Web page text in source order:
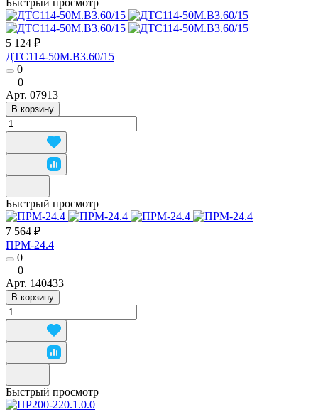
5 124 ₽
ДТС114-50М.В3.60/15
0
0
Арт. 07913
В корзину
Быстрый просмотр
7 564 ₽
ПРМ-24.4
0
0
Арт. 140433
В корзину
Быстрый просмотр